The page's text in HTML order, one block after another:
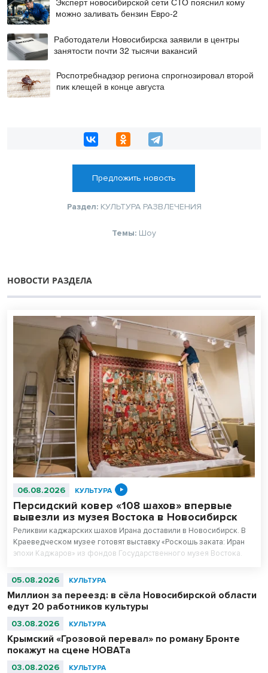
можно заливать бензин Евро‑2
Работодатели Новосибирска заявили в центры
занятости почти 32 тысячи вакансий
Роспотребнадзор региона спрогнозировал второй
пик клещей в конце августа
Предложить новость
Раздел: КУЛЬТУРА РАЗВЛЕЧЕНИЯ
Темы: Шоу
НОВОСТИ РАЗДЕЛА
06.08.2026 КУЛЬТУРА
Персидский ковер «108 шахов» впервые
вывезли из музея Востока в Новосибирск
Реликвии каджарских шахов Ирана доставили в Новосибирск. В
Краеведческом музее готовят выставку «Роскошь заката: Иран
эпохи Каджаров» из фондов Государственного музея Востока.
сотканный для последнего шаха династии – 11-летнего Султан
05.08.2026 КУЛЬТУРА
Миллион за переезд: в сёла Новосибирской области
едут 20 работников культуры
03.08.2026 КУЛЬТУРА
Крымский «Грозовой перевал» по роману Бронте
покажут на сцене НОВАТа
03.08.2026 КУЛЬТУРА